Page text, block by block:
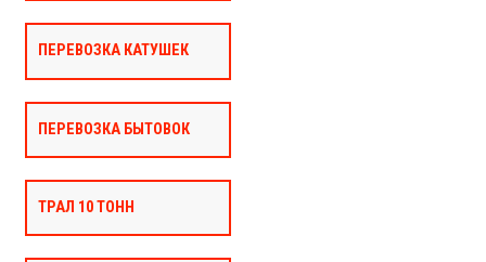
ПЕРЕВОЗКА КАТУШЕК
ПЕРЕВОЗКА БЫТОВОК
ТРАЛ 10 ТОНН